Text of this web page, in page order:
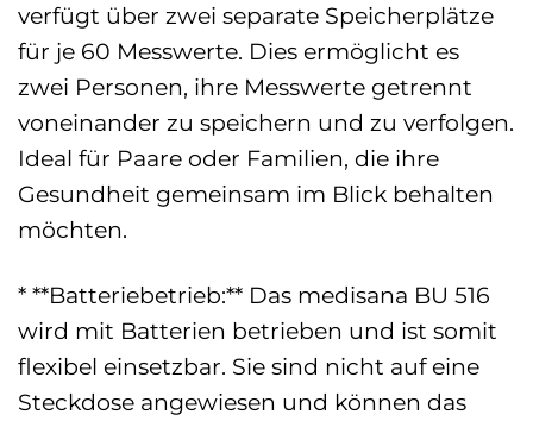
verfügt über zwei separate Speicherplätze
für je 60 Messwerte. Dies ermöglicht es
zwei Personen, ihre Messwerte getrennt
voneinander zu speichern und zu verfolgen.
Ideal für Paare oder Familien, die ihre
Gesundheit gemeinsam im Blick behalten
möchten.
* **Batteriebetrieb:** Das medisana BU 516
wird mit Batterien betrieben und ist somit
flexibel einsetzbar. Sie sind nicht auf eine
Steckdose angewiesen und können das